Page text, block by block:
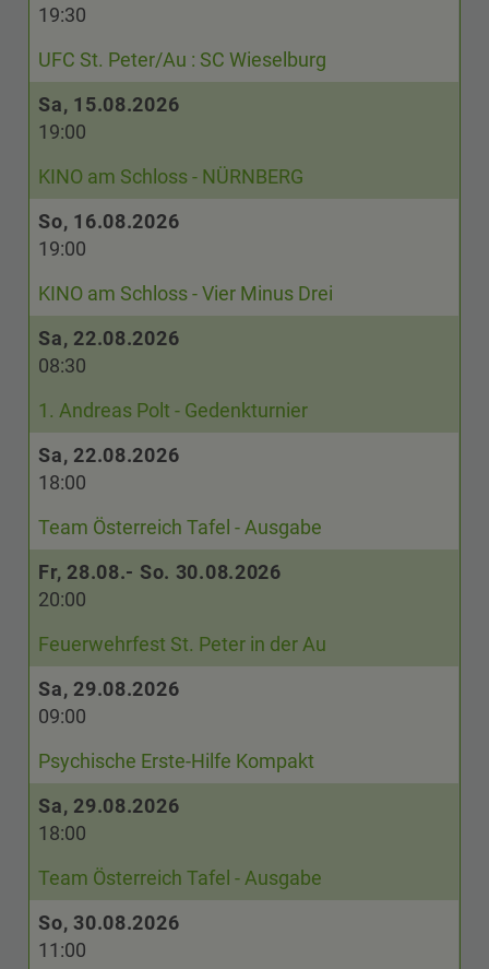
19:30
UFC St. Peter/Au : SC Wieselburg
Sa, 15.08.2026
19:00
KINO am Schloss - NÜRNBERG
So, 16.08.2026
19:00
KINO am Schloss - Vier Minus Drei
Sa, 22.08.2026
08:30
1. Andreas Polt - Gedenkturnier
Sa, 22.08.2026
18:00
Team Österreich Tafel - Ausgabe
Fr, 28.08.- So. 30.08.2026
20:00
Feuerwehrfest St. Peter in der Au
Sa, 29.08.2026
09:00
Psychische Erste-Hilfe Kompakt
Sa, 29.08.2026
18:00
Team Österreich Tafel - Ausgabe
So, 30.08.2026
11:00